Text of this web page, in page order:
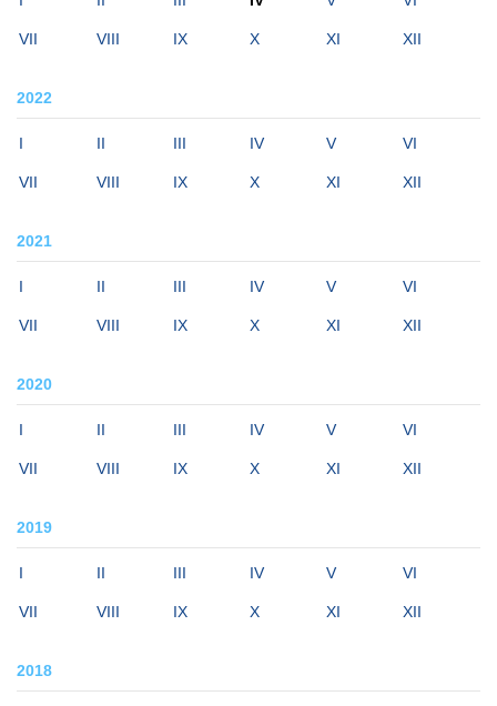
VII VIII IX X XI XII
2022
I II III IV V VI
VII VIII IX X XI XII
2021
I II III IV V VI
VII VIII IX X XI XII
2020
I II III IV V VI
VII VIII IX X XI XII
2019
I II III IV V VI
VII VIII IX X XI XII
2018